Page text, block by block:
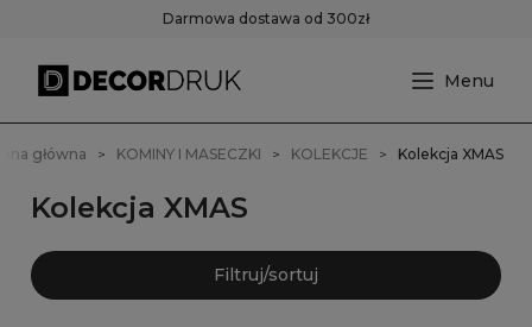
Darmowa dostawa od 300zł
główna KOMINY I MASECZKI KOLEKCJE Kolekcja XMAS
Kolekcja XMAS
Filtruj/sortuj